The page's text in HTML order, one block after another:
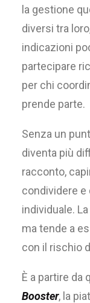
la gestione
diversi tra
indicazioni
partecipare
per chi
prende parte.
Senza un
diventa più
racconto,
condividere e
individuale.
ma tende a
con il rischio
È a partire da
Booster, la